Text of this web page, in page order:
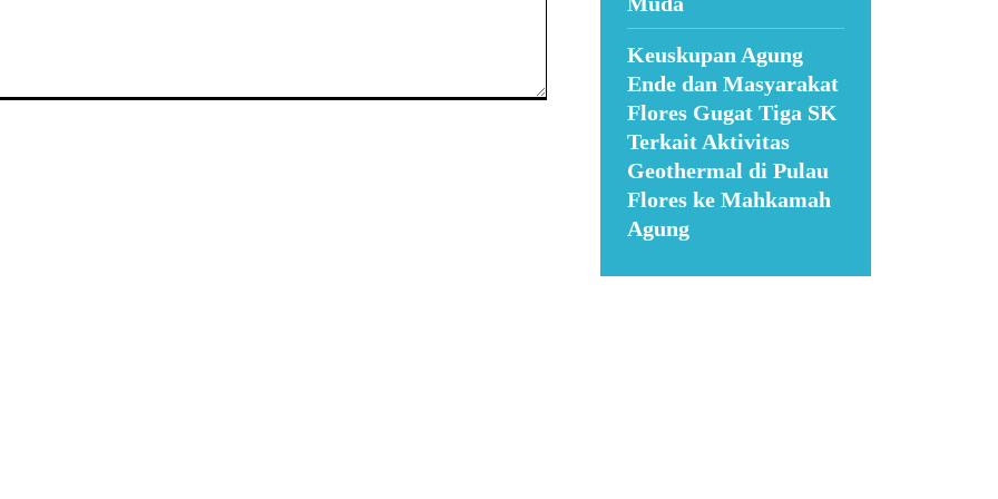
Keuskupan Agung
Ende dan Masyarakat
Flores Gugat Tiga SK
Terkait Aktivitas
Geothermal di Pulau
Flores ke Mahkamah
Agung